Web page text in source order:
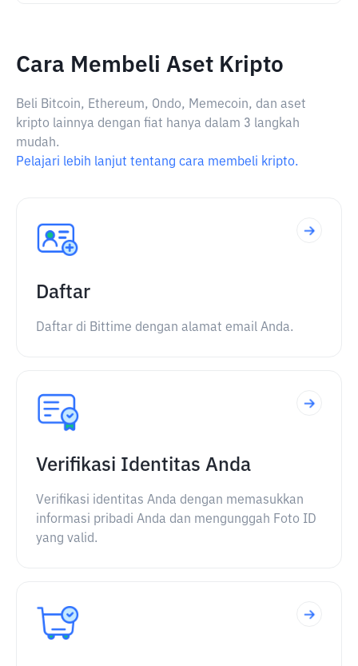
Cara Membeli Aset Kripto
Beli Bitcoin, Ethereum, Ondo, Memecoin, dan aset
kripto lainnya dengan fiat hanya dalam 3 langkah
mudah.
Pelajari lebih lanjut tentang cara membeli kripto.
Daftar
Daftar di Bittime dengan alamat email Anda.
Verifikasi Identitas Anda
Verifikasi identitas Anda dengan memasukkan
informasi pribadi Anda dan mengunggah Foto ID
yang valid.